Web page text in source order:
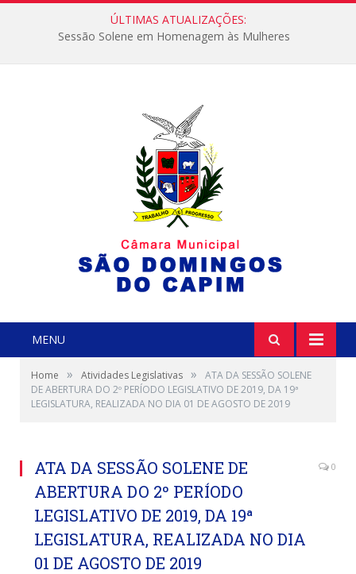
ÚLTIMAS ATUALIZAÇÕES:
Sessão Solene em Homenagem às Mulheres
MENU
Home » Atividades Legislativas »
ATA DA SESSÃO SOLENE
DE ABERTURA DO 2º PERÍODO LEGISLATIVO DE 2019, DA 19ª
LEGISLATURA, REALIZADA NO DIA 01 DE AGOSTO DE 2019
ATA DA SESSÃO SOLENE DE
ABERTURA DO 2º PERÍODO
LEGISLATIVO DE 2019, DA 19ª
LEGISLATURA, REALIZADA NO DIA
01 DE AGOSTO DE 2019
0